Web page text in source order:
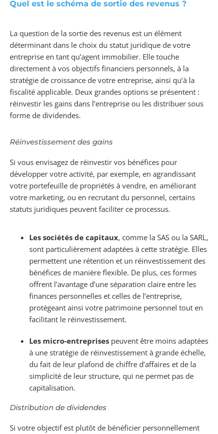
Quel est le schéma de sortie des revenus ?
La question de la sortie des revenus est un élément
déterminant dans le choix du statut juridique de votre
entreprise en tant qu’agent immobilier. Elle touche
directement à vos objectifs financiers personnels, à la
stratégie de croissance de votre entreprise, ainsi qu’à la
fiscalité applicable. Deux grandes options se présentent :
réinvestir les gains dans l’entreprise ou les distribuer sous
forme de dividendes.
Réinvestissement des gains
Si vous envisagez de réinvestir vos bénéfices pour
développer votre activité, par exemple, en agrandissant
votre portefeuille de propriétés à vendre, en améliorant
votre marketing, ou en recrutant du personnel, certains
statuts juridiques peuvent faciliter ce processus.
Les sociétés de capitaux, comme la SAS ou la SARL,
sont particulièrement adaptées à cette stratégie. Elles
permettent une rétention et un réinvestissement des
bénéfices de manière flexible. De plus, ces formes
offrent l’avantage d’une séparation claire entre les
finances personnelles et celles de l’entreprise,
protégeant ainsi votre patrimoine personnel tout en
facilitant le réinvestissement.
Les micro-entreprises peuvent être moins adaptées
à une stratégie de réinvestissement à grande échelle,
du fait de leur plafond de chiffre d’affaires et de la
simplicité de leur structure, qui ne permet pas de
capitalisation.
Distribution de dividendes
Si votre objectif est plutôt de bénéficier personnellement